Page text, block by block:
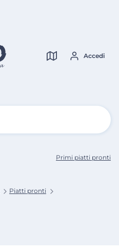
Accedi
Piatti pronti
Primi piatti pronti